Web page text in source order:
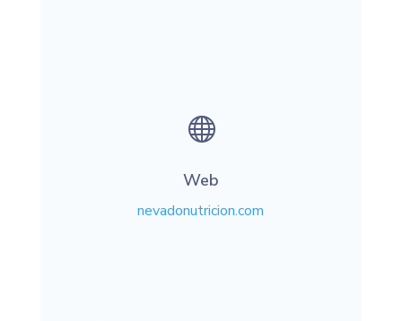

Web
nevadonutricion.com